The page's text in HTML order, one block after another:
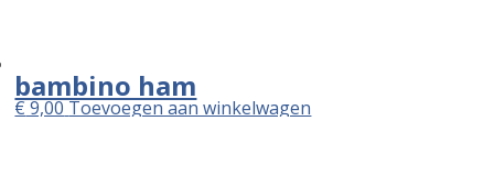
bambino ham
€9,00Toevoegen aan winkelwagen